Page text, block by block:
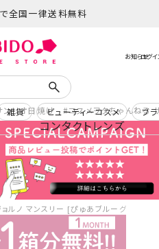
全国一律送料無料
ンリオ日焼け コスメヲタちゃんねる
コンタクトレンズ
雑貨 ビューティーコスメ ブ
ョルノ マンスリー [ぴゅあブルーグレ